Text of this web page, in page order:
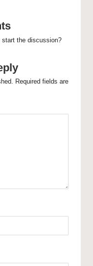
start the discussion?
Required fields are